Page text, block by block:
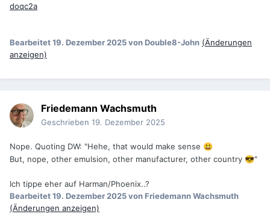
doqc2a
Bearbeitet19. Dezember 2025von Double8-John (Änderungen
anzeigen)
Friedemann Wachsmuth
Geschrieben 19. Dezember 2025
Nope. Quoting DW: "Hehe, that would make sense 😃
But, nope, other emulsion, other manufacturer, other country 😎"
Ich tippe eher auf Harman/Phoenix..?
Bearbeitet19. Dezember 2025von Friedemann Wachsmuth
(Änderungen anzeigen)